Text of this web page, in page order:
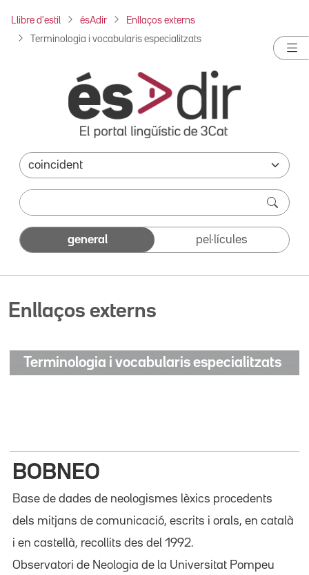
Llibre d'estil ésAdir Enllaços externs
Terminologia i vocabularis especialitzats
general pel·lícules
Enllaços externs
Terminologia i vocabularis especialitzats
BOBNEO
Base de dades de neologismes lèxics procedents
dels mitjans de comunicació, escrits i orals, en català
i en castellà, recollits des del 1992.
Observatori de Neologia de la Universitat Pompeu